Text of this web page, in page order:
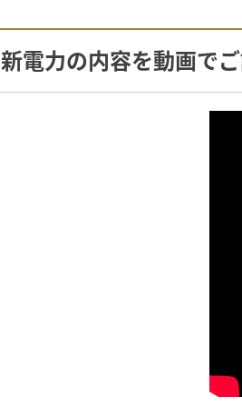
新電力の内容を動画で